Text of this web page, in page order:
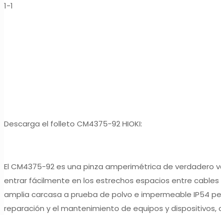
1-1
Descarga el folleto CM4375-92 HIOKI:
El CM4375-92 es una pinza amperimétrica de
entrar fácilmente en los estrechos espacios entre
amplia carcasa a prueba de polvo e impermeable IP54
reparación y el mantenimiento de equipos y